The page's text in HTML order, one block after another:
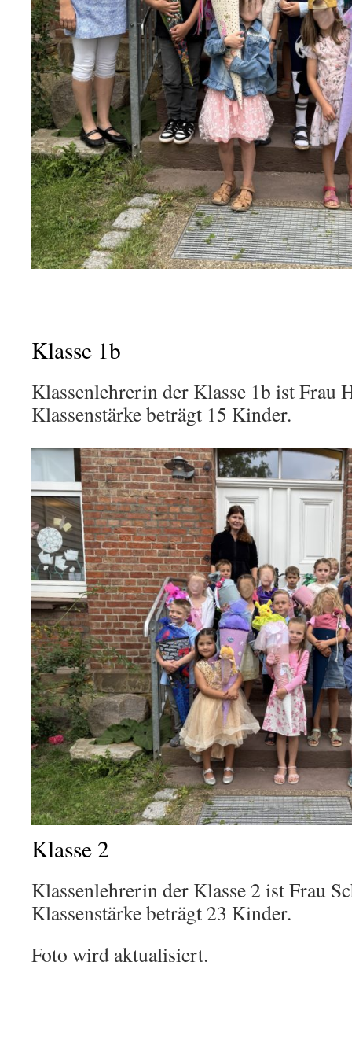
Klasse 1b
Klassenlehrerin der Klasse 1b ist Frau
Klassenstärke beträgt 15 Kinder.
Klasse 2
Klassenlehrerin der Klasse 2 ist Frau
Klassenstärke beträgt 23 Kinder.
Foto wird aktualisiert.